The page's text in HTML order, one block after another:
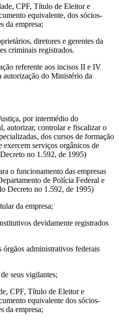
CPF, Título de Eleitor e
equivalente, dos sócios-
da empresa;
diretores e gerentes da
criminais registrados.
referente aos incisos II e IV
autorização do Ministério da
por intermédio do
autorizar, controlar e fiscalizar o
dos cursos de formação
exercem serviços orgânicos de
no 1.592, de 1995)
o funcionamento das empresas
de Polícia Federal e
Decreto no 1.592, de 1995)
da empresa;
devidamente registrados
administrativos federais
seus vigilantes;
CPF, Título de Eleitor e
equivalente dos sócios-
da empresa;